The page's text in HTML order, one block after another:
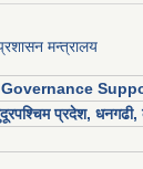
मन्त्रालय
प्रदेश, धनगढी,